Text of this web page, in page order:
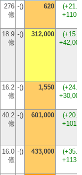
276
億
-() 620 (
18.9
億
-() 312,000 (
16.2
億
-() 1,550 (
40.2
億
-() 601,000 (
16.0
億
-() 433,000 (